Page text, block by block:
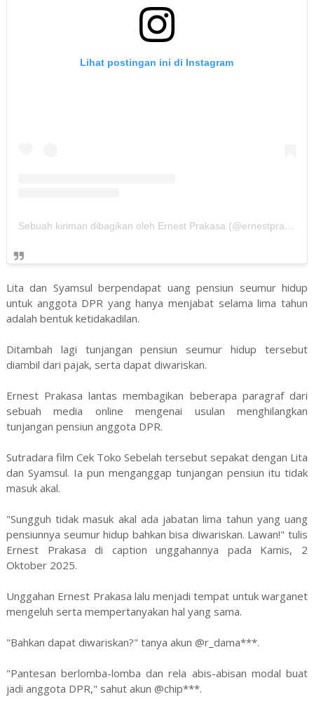
Lihat postingan ini di Instagram
Sebuah kiriman dibagikan oleh Ernest Prakasa (@ernestprakasa)
Lita dan Syamsul berpendapat uang pensiun seumur hidup
untuk anggota DPR yang hanya menjabat selama lima tahun
adalah bentuk ketidakadilan.
Ditambah lagi tunjangan pensiun seumur hidup tersebut
diambil dari pajak, serta dapat diwariskan.
Ernest Prakasa lantas membagikan beberapa paragraf dari
sebuah media online mengenai usulan menghilangkan
tunjangan pensiun anggota DPR.
Sutradara film Cek Toko Sebelah tersebut sepakat dengan Lita
dan Syamsul. Ia pun menganggap tunjangan pensiun itu tidak
masuk akal.
"Sungguh tidak masuk akal ada jabatan lima tahun yang uang
pensiunnya seumur hidup bahkan bisa diwariskan. Lawan!" tulis
Ernest Prakasa di caption unggahannya pada Kamis, 2
Oktober 2025.
Unggahan Ernest Prakasa lalu menjadi tempat untuk warganet
mengeluh serta mempertanyakan hal yang sama.
"Bahkan dapat diwariskan?" tanya akun @r_dama***.
"Pantesan berlomba-lomba dan rela abis-abisan modal buat
jadi anggota DPR," sahut akun @chip***.